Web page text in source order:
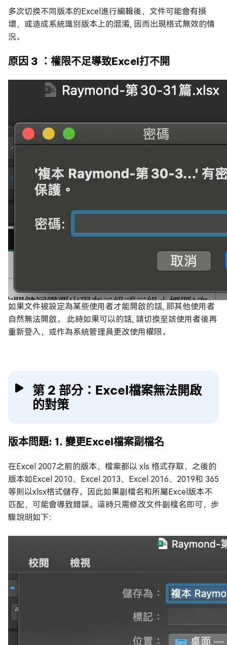
多次切換不同版本的Excel進行編輯後，文件可能會有損
壞，或造成系統識別版本上的混淆, 因而出現格式無效的情
況。
原因 3 ：權限不足導致Excel打不開
如果文件被設定為某些使用者才能開啟的話, 那其他使用者
自然無法開啟。 此時如果可以的話, 請切換至該使用者後再
重新登入，或作為系統管理員更改使用權限。
第 2 部分：Excel檔案無法開啟
的對策
版本問題: 1. 變更Excel檔案副檔名
在Excel 2007之前的版本，檔案都以 xls 格式存取，之後的
版本如Excel 2010、Excel 2013、Excel 2016、2019和 365
等則以xlsx格式儲存。因此如果副檔名和所屬Excel版本不
匹配，可能會導致錯誤。這時只需修改文件副檔名即可，步
驟說明如下：